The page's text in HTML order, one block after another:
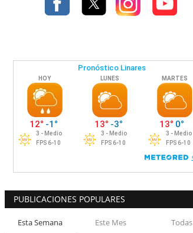
PUBLICACIONES POPULARES
Esta Semana Este Mes Todas